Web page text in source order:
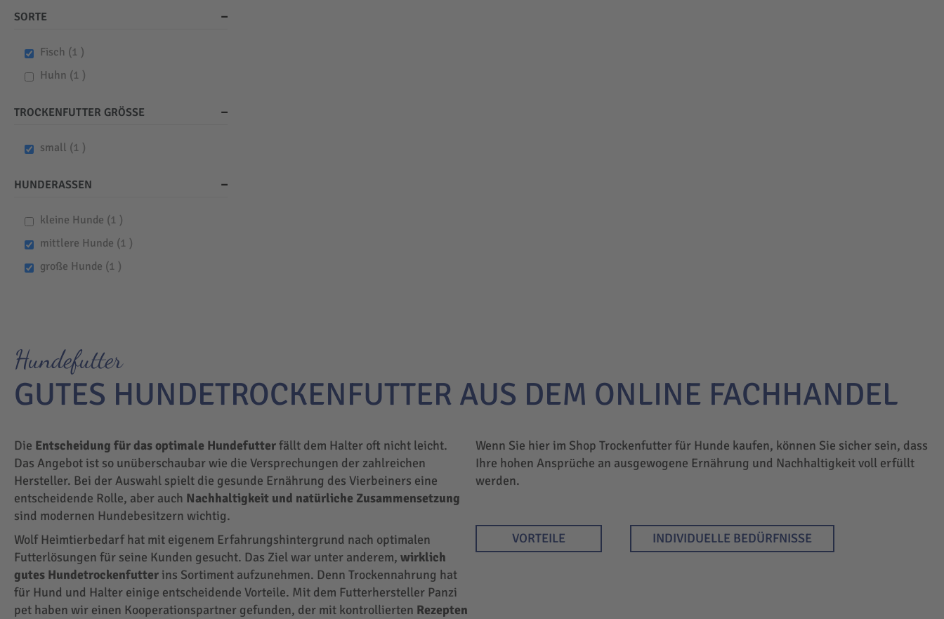
SORTE
Fisch 1 item
Huhn 1 item
TROCKENFUTTER GRÖSSE
small 1 item
HUNDERASSEN
kleine Hunde 1 item
mittlere Hunde 1 item
große Hunde 1 item
Hundefutter
GUTES HUNDETROCKENFUTTER AUS DEM ONLINE FACHHANDEL
Die Entscheidung für das optimale Hundefutterfällt dem Halter oft nicht leicht.
Das Angebot ist so unüberschaubar wie die Versprechungen der zahlreichen
Hersteller. Bei der Auswahl spielt die gesunde Ernährung des Vierbeiners eine
entscheidende Rolle, aber auch Nachhaltigkeit und natürliche Zusammensetzung
sind modernen Hundebesitzern wichtig.
Wolf Heimtierbedarf hat mit eigenem Erfahrungshintergrund nach optimalen
Futterlösungen für seine Kunden gesucht. Das Ziel war unter anderem, wirklich
gutes Hundetrockenfutter ins Sortiment aufzunehmen. Denn Trockennahrung hat
für Hund und Halter einige entscheidende Vorteile. Mit dem Futterhersteller Panzi
pet haben wir einen Kooperationspartner gefunden, der mit kontrollierten Rezepten
Wenn Sie hier im Shop Trockenfutter für Hunde kaufen, können Sie sicher sein, dass
Ihre hohen Ansprüche an ausgewogene Ernährung und Nachhaltigkeit voll erfüllt
werden.
VORTEILE INDIVIDUELLE BEDÜRFNISSE